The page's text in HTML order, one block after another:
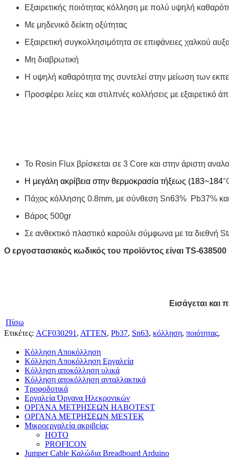
Εξαιρετικής ποιότητας κόλληση με πολύ υψηλή
Με μηδενικό δείκτη οξύτητας
Εξαιρετική συγκολλησιμότητα σε επιφάνειες χαλκού
Μη διαβρωτική
Η υψηλή καθαρότητα της συντελεί στην μείωση των
Προσφέρει λείες και στιλπνές κολλήσεις με εξαιρετικό
Το Rosin Flux βρίσκεται σε 3 Core και στην άριστη
Η μεγάλη ακρίβεια στην θερμοκρασία τήξεως (183~184
Πάχος κόλλησης 0.8mm, με σύνθεση Sn63% Pb37%
Βάρος 500gr
Σε ανθεκτικό πλαστικό καρούλι σύμφωνα με τα διεθνή
Ο εργοστασιακός κωδικός του προϊόντος είναι TS-638500
Εισάγεται και
Πίσω
Ετικέτες: ACF030291 , ATTEN, Pb37, Sn63, κόλληση, ποιότητας,
Κόλληση Αποκόλληση
Κόλληση Αποκόλληση Εργαλεία
Κόλληση αποκόλληση υλικά
Κόλληση αποκόλληση ανταλλακτικά
Τροφοδοτικά
Εργαλεία Όργανα Ηλεκρονικών
ΟΡΓΑΝΑ ΜΕΤΡΗΣΕΩΝ HABOTEST
ΟΡΓΑΝΑ ΜΕΤΡΗΣΕΩΝ MESTEK
Μικροεργαλεία ακριβείας
HOTO
PROFICON
Jumper Cable Καλώδια Breadboard Arduino